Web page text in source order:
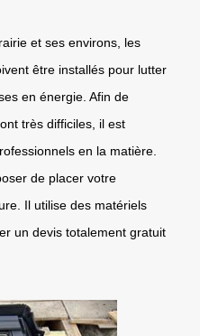
et ses environs, les
être installés pour lutter
en énergie. Afin de
très difficiles, il est
en la matière.
de placer votre
Il utilise des matériels
un devis totalement gratuit